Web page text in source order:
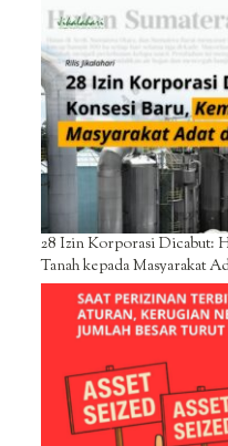
28 Izin Korporasi Dicabut:
Tanah kepada Masyarakat